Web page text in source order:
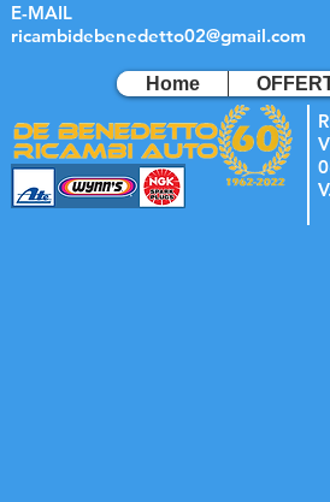
E-MAIL
ricambidebenedetto02@gmail.com
Home